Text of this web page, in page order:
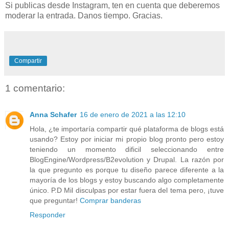
Si publicas desde Instagram, ten en cuenta que deberemos
moderar la entrada. Danos tiempo. Gracias.
Compartir
1 comentario:
Anna Schafer 16 de enero de 2021 a las 12:10
Hola, ¿te importaría compartir qué plataforma de blogs está
usando? Estoy por iniciar mi propio blog pronto pero estoy
teniendo un momento dificil seleccionando entre
BlogEngine/Wordpress/B2evolution y Drupal. La razón por
la que pregunto es porque tu diseño parece diferente a la
mayoría de los blogs y estoy buscando algo completamente
único. P.D Mil disculpas por estar fuera del tema pero, ¡tuve
que preguntar! Comprar banderas
Responder